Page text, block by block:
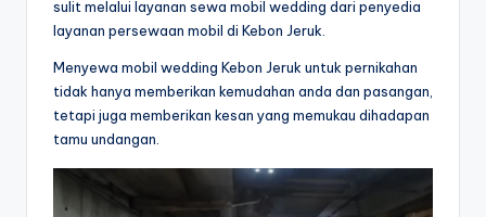
sulit melalui layanan sewa mobil wedding dari penyedia
layanan persewaan mobil di Kebon Jeruk.
Menyewa mobil wedding Kebon Jeruk untuk pernikahan
tidak hanya memberikan kemudahan anda dan pasangan,
tetapi juga memberikan kesan yang memukau dihadapan
tamu undangan.